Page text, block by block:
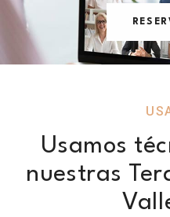
Usamos
nuestras